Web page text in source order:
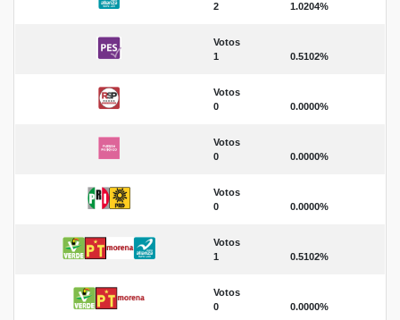
2
1.0204%
Votos
1
0.5102%
Votos
0
0.0000%
Votos
0
0.0000%
Votos
0
0.0000%
Votos
1
0.5102%
Votos
0
0.0000%